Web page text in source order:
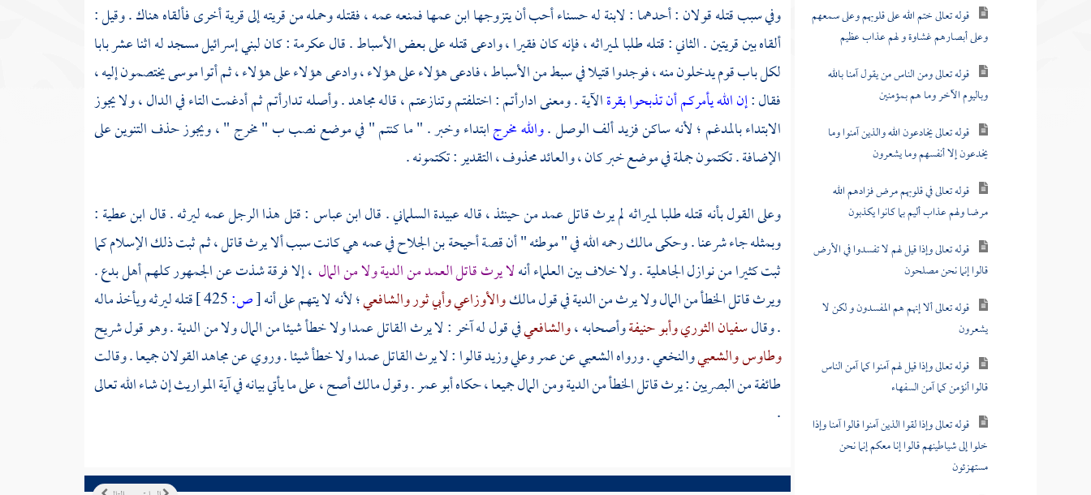
قوله تعالى ختم الله على قلوبهم وعلى سمعهم
وعلى أبصارهم غشاوة و لهم عذاب عظيم
قوله تعالى ومن الناس من يقول آمنا بالله
وباليوم الآخر وما هم بمؤمنين
قوله تعالى يخادعون الله والذين آمنوا وما
يخدعون إلا أنفسهم وما يشعرون
قوله تعالى في قلوبهم مرض فزادهم الله
مرضا ولهم عذاب أليم بما كانوا يكذبون
قوله تعالى وإذا قيل لهم لا تفسدوا في الأرض
قالوا إنما نحن مصلحون
قوله تعالى ألا إنهم هم المفسدون و لكن لا
يشعرون
قوله تعالى وإذا قيل لهم آمنوا كما آمن الناس
قالوا أنؤمن كما آمن السفهاء
قوله تعالى وإذا لقوا الذين آمنوا قالوا آمنا وإذا
خلوا إلى شياطينهم قالوا إنا معكم إنما نحن
مستهزئون
وفي سبب قتله قولان : أحدهما : لابنة له حسناء أحب أن يتزوجها ابن عمها فمنعه عمه ، فقتله وحمله من قريته إلى قرية أخرى فألقاه هناك . وقيل :
ألقاه بين قريتين . الثاني : قتله طلبا لميراثه ، فإنه كان فقيرا ، وادعى قتله على بعض الأسباط . قالعكرمة: كانلبني إسرائيلمسجد له اثنا عشر بابا
لكل باب قوم يدخلون منه ، فوجدوا قتيلا في سبط من الأسباط ، فادعى هؤلاء على هؤلاء ، وادعى هؤلاء على هؤلاء ، ثم أتواموسىيختصمون إليه ،
فقال :إن الله يأمركم أن تذبحوا بقرةالآية . ومعنى ادارأتم : اختلفتم وتنازعتم ، قالهمجاهد. وأصله تدارأتم ثم أدغمت التاء في الدال ، ولا يجوز
الابتداء بالمدغم ؛ لأنه ساكن فزيد ألف الوصل .والله مخرجابتداء وخبر . " ما كنتم " في موضع نصب ب " مخرج " ، ويجوز حذف التنوين على
الإضافة . تكتمون جملة في موضع خبر كان ، والعائد محذوف ، التقدير : تكتمونه .
وعلى القول بأنه قتله طلبا لميراثه لم يرث قاتل عمد من حينئذ ، قالهعبيدة السلماني. قالابن عباس: قتل هذا الرجل عمه ليرثه . قالابن عطية:
وبمثله جاء شرعنا . وحكىمالكرحمه الله في " موطئه " أن قصةأحيحة بن الجلاحفي عمه هي كانت سبب ألا يرث قاتل ، ثم ثبت ذلك الإسلام كما
ثبت كثيرا من نوازل الجاهلية . ولا خلاف بين العلماء أنهلا يرث قاتل العمد من الدية ولا من المال ، إلا فرقة شذت عن الجمهور كلهم أهل بدع .
ويرث قاتل الخطأ من المال ولا يرث من الدية في قولمالكوالأوزاعيوأبي ثوروالشافعي؛ لأنه لا يتهم على أنه[ص:
قتله ليرثه ويأخذ ماله
. وقالسفيان الثوريوأبو حنيفةوأصحابه ،والشافعيفي قول له آخر : لا يرث القاتل عمدا ولا خطأ شيئا من المال ولا من الدية . وهو قولشريح
وطاوسوالشعبيوالنخعي. ورواهالشعبيعنعمروعليوزيدقالوا : لا يرث القاتل عمدا ولا خطأ شيئا . وروي عنمجاهدالقولان جميعا . وقالت
طائفة منالبصريين: يرث قاتل الخطأ من الدية ومن المال جميعا ، حكاهأبو عمر. وقولمالكأصح ، على ما يأتي بيانه في آية المواريث إن شاء الله تعالى
.